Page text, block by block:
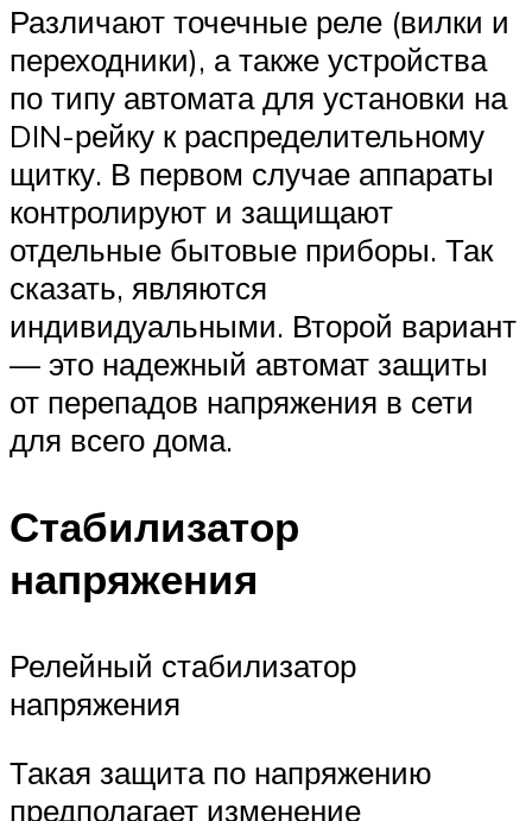
Различают точечные реле (вилки и
переходники), а также устройства
по типу автомата для установки на
DIN-рейку к распределительному
щитку. В первом случае аппараты
контролируют и защищают
отдельные бытовые приборы. Так
сказать, являются
индивидуальными. Второй вариант
— это надежный автомат защиты
от перепадов напряжения в сети
для всего дома.
Стабилизатор
напряжения
Релейный стабилизатор
напряжения
Такая защита по напряжению
предполагает изменение